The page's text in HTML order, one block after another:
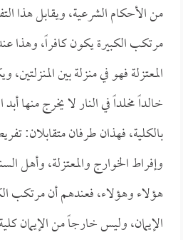
من الأحكام الشرعية، ويقابل هذا
مرتكب الكبيرة يكون كافراً، وهذا
المعتزلة فهو في منزلة بين
خالداً مخلداً في النار لا يخرج منها أبد
بالكلية، فهذان طرفان متقابلان:
وإفراط الخوارج والمعتزلة، وأهل
هؤلاء وهؤلاء، فعندهم أن مرتكب
الإيمان، وليس خارجاً من الإيمان